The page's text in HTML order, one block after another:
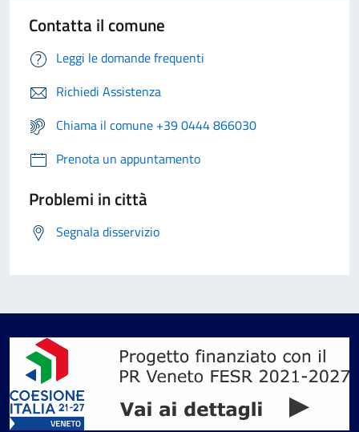
Contatta il comune
Leggi le domande frequenti
Richiedi Assistenza
Chiama il comune +39 0444 866030
Prenota un appuntamento
Problemi in città
Segnala disservizio